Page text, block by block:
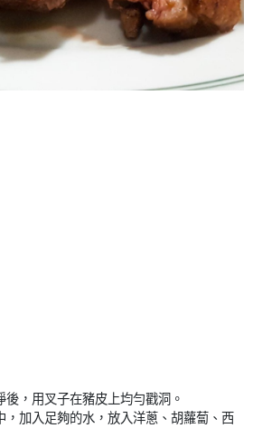
後，用叉子在豬皮上均勻戳洞。
，加入足夠的水，放入洋蔥、胡蘿蔔、西